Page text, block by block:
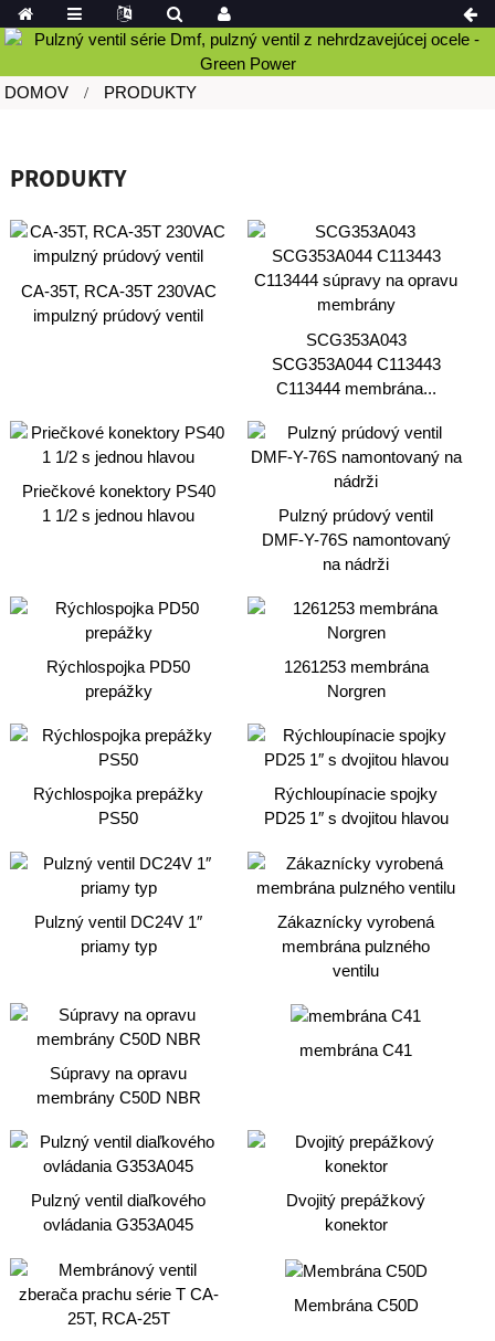
DOMOV PRODUKTY
PRODUKTY
CA-35T, RCA-35T 230VAC
impulzný prúdový ventil
SCG353A043
SCG353A044 C113443
C113444 membrána...
Priečkové konektory PS40
1 1/2 s jednou hlavou
Pulzný prúdový ventil
DMF-Y-76S namontovaný
na nádrži
Rýchlospojka PD50
prepážky
1261253 membrána
Norgren
Rýchlospojka prepážky
PS50
Rýchloupínacie spojky
PD25 1″ s dvojitou hlavou
Pulzný ventil DC24V 1″
priamy typ
Zákaznícky vyrobená
membrána pulzného
ventilu
Súpravy na opravu
membrány C50D NBR
membrána C41
Pulzný ventil diaľkového
ovládania G353A045
Dvojitý prepážkový
konektor
Membrána C50D